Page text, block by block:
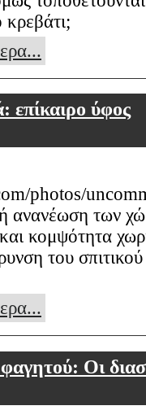
ύφος
photos/
ανανέωση των
κομψότητα
του σπιτικού
Οι